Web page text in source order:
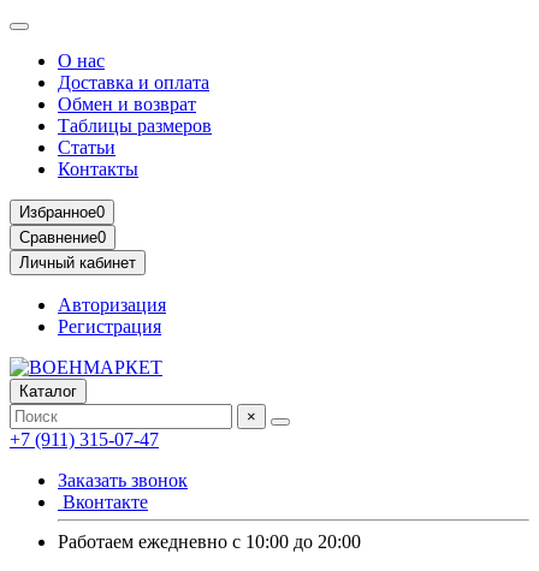
О нас
Доставка и оплата
Обмен и возврат
Таблицы размеров
Статьи
Контакты
Избранное0
Сравнение0
Личный кабинет
Авторизация
Регистрация
Каталог
×
+7 (911) 315-07-47
Заказать звонок
Вконтакте
Работаем ежедневно с 10:00 до 20:00